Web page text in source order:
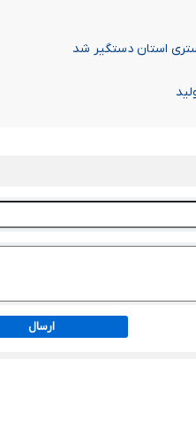
استان دستگیر شد
ارسال